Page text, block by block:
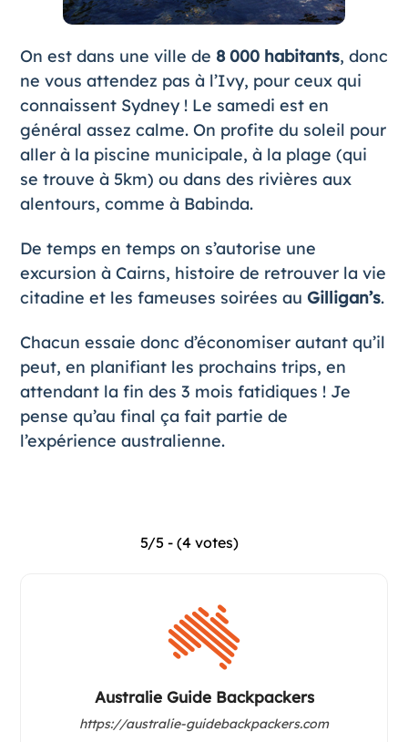
On est dans une ville de 8 000 habitants, donc
ne vous attendez pas à l’Ivy, pour ceux qui
connaissent Sydney ! Le samedi est en
général assez calme. On profite du soleil pour
aller à la piscine municipale, à la plage (qui
se trouve à 5km) ou dans des rivières aux
alentours, comme à Babinda.
De temps en temps on s’autorise une
excursion à Cairns, histoire de retrouver la vie
citadine et les fameuses soirées au Gilligan’s.
Chacun essaie donc d’économiser autant qu’il
peut, en planifiant les prochains trips, en
attendant la fin des 3 mois fatidiques ! Je
pense qu’au final ça fait partie de
l’expérience australienne.
5/5 - (4 votes)
Australie Guide Backpackers
https://australie-guidebackpackers.com